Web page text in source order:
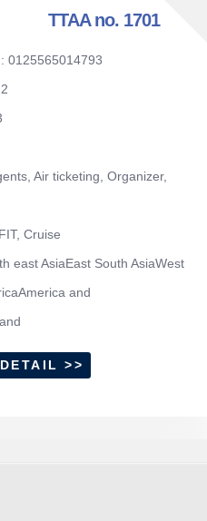
TTAA no. 1701
: 0125565014793
Air ticketing, Organizer,
Cruise
east AsiaEast South AsiaWest
and
>>